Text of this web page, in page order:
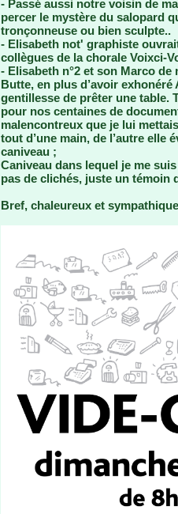
- Passé aussi notre voisin de
percer le mystère du salopard
tronçonneuse ou bien sculpte..
- Elisabeth not' graphiste
collègues de la chorale Voixci-
- Elisabeth n°2 et son Marco
Butte, en plus d’avoir exhonéré
gentillesse de prêter une table.
pour nos centaines de
malencontreux que je lui
tout d’une main, de l’autre elle
caniveau ;
Caniveau dans lequel je me
pas de clichés, juste un
Bref, chaleureux et